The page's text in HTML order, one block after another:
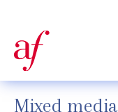
Mixed media